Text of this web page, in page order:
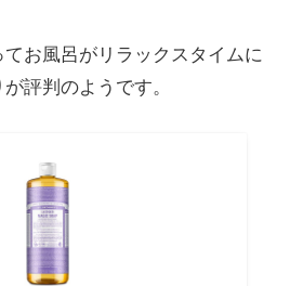
お風呂がリラックスタイムに
評判のようです。